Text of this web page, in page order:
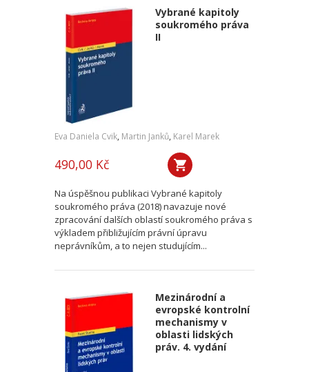
Vybrané kapitoly
soukromého práva
II
Eva Daniela Cvik, Martin Janků, Karel Marek
490,00 Kč
Na úspěšnou publikaci Vybrané kapitoly
soukromého práva (2018) navazuje nové
zpracování dalších oblastí soukromého práva s
výkladem přibližujícím právní úpravu
neprávníkům, a to nejen studujícím...
Mezinárodní a
evropské kontrolní
mechanismy v
oblasti lidských
práv. 4. vydání